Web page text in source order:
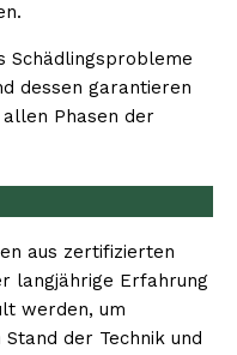
Schädlingsprobleme
dessen garantieren
Phasen der
aus zertifizierten
langjährige Erfahrung
werden, um
der Technik und